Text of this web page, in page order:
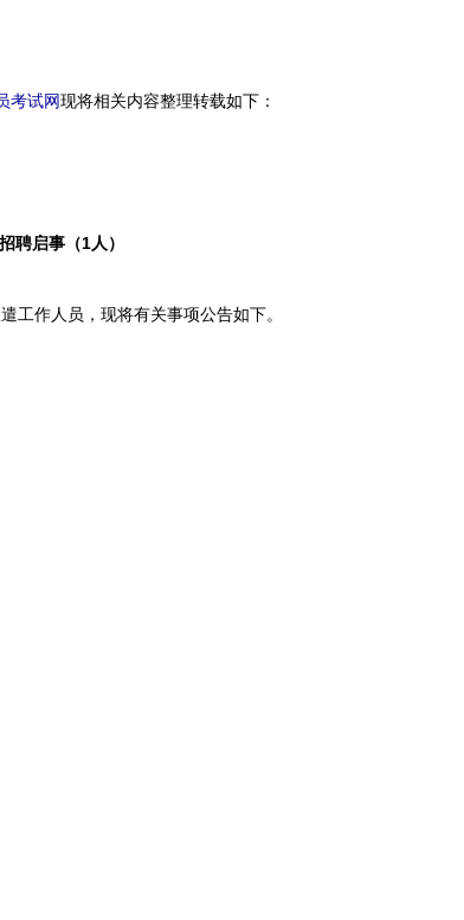
考试网现将相关内容整理转载如下：
聘启事（1人）
作人员，现将有关事项公告如下。